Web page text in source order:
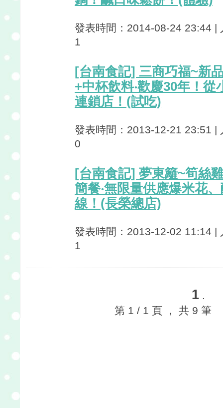
發表時間：2014-08-24 23:44 |
1
[台南食記] 三商巧福~新
+中杯飲料‧歡慶30年！從
連鎖店！(試吃)
發表時間：2013-12-21 23:51 |
0
[台南食記] 夢東籬~筍絲
簡餐‧無限量供應爆米花
線！(長榮總店)
發表時間：2013-12-02 11:14 |
1
1.
第 1 / 1 頁 ， 共